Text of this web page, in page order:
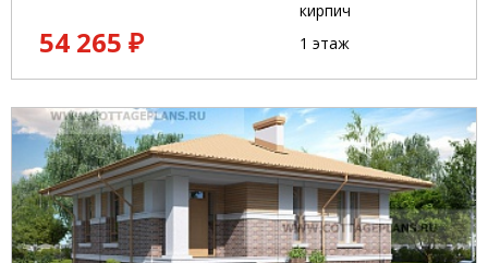
54 265 ₽
кирпич
1 этаж